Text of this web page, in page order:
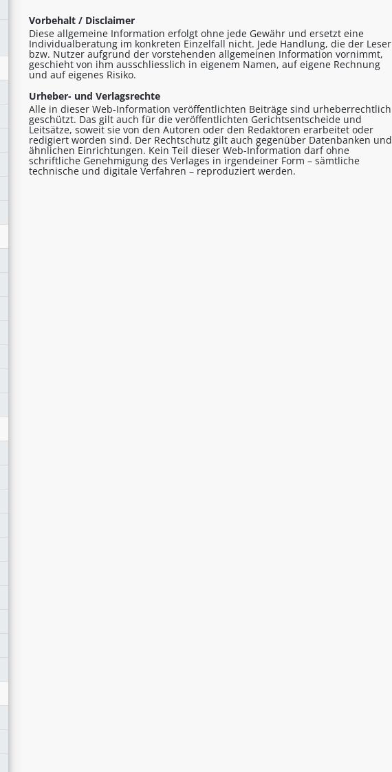
Vorbehalt / Disclaimer
Diese allgemeine Information erfolgt ohne jede Gewähr und ersetzt eine
Individualberatung im konkreten Einzelfall nicht. Jede Handlung, die der Leser
bzw. Nutzer aufgrund der vorstehenden allgemeinen Information vornimmt,
geschieht von ihm ausschliesslich in eigenem Namen, auf eigene Rechnung
und auf eigenes Risiko.
Urheber- und Verlagsrechte
Alle in dieser Web-Information veröffentlichten Beiträge sind urheberrechtlich
geschützt. Das gilt auch für die veröffentlichten Gerichtsentscheide und
Leitsätze, soweit sie von den Autoren oder den Redaktoren erarbeitet oder
redigiert worden sind. Der Rechtschutz gilt auch gegenüber Datenbanken und
ähnlichen Einrichtungen. Kein Teil dieser Web-Information darf ohne
schriftliche Genehmigung des Verlages in irgendeiner Form – sämtliche
technische und digitale Verfahren – reproduziert werden.